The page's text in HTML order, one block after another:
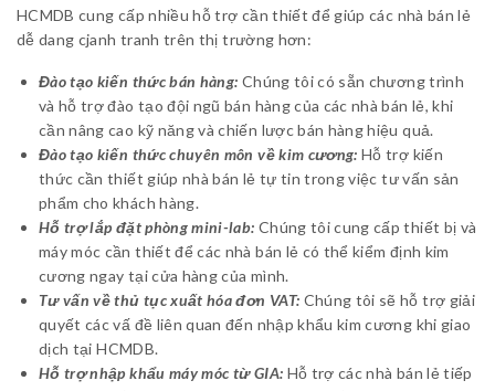
HCMDB cung cấp nhiều hỗ trợ cần thiết để giúp các nhà bán lẻ
dễ dang cjanh tranh trên thị trường hơn:
Đào tạo kiến thức bán hàng: Chúng tôi có sẵn chương trình
và hỗ trợ đào tạo đội ngũ bán hàng của các nhà bán lẻ, khi
cần nâng cao kỹ năng và chiến lược bán hàng hiệu quả.
Đào tạo kiến thức chuyên môn về kim cương: Hỗ trợ kiến
thức cần thiết giúp nhà bán lẻ tự tin trong việc tư vấn sản
phẩm cho khách hàng.
Hỗ trợ lắp đặt phòng mini-lab: Chúng tôi cung cấp thiết bị và
máy móc cần thiết để các nhà bán lẻ có thể kiểm định kim
cương ngay tại cửa hàng của mình.
Tư vấn về thủ tục xuất hóa đơn VAT: Chúng tôi sẽ hỗ trợ giải
quyết các vấ đề liên quan đến nhập khẩu kim cương khi giao
dịch tại HCMDB.
Hỗ trợ nhập khẩu máy móc từ GIA: Hỗ trợ các nhà bán lẻ tiếp